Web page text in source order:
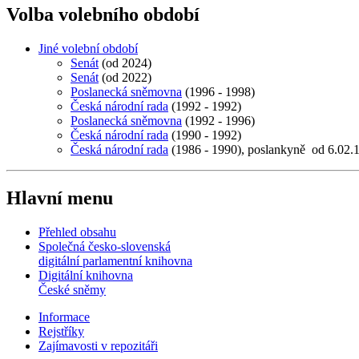
Volba volebního období
Jiné volební období
Senát (od 2024)
Senát (od 2022)
Poslanecká sněmovna (1996 - 1998)
Česká národní rada (1992 - 1992)
Poslanecká sněmovna (1992 - 1996)
Česká národní rada (1990 - 1992)
Česká národní rada (1986 - 1990), poslankyně od
Hlavní menu
Přehled obsahu
Společná česko-slovenská
digitální parlamentní knihovna
Digitální knihovna
České sněmy
Informace
Rejstříky
Zajímavosti v repozitáři